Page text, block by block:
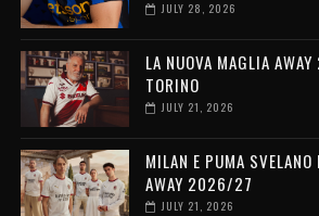
JULY 28, 2026
LA NUOVA MAGLIA
TORINO
JULY 21, 2026
MILAN E PUMA
AWAY 2026/27
JULY 21, 2026